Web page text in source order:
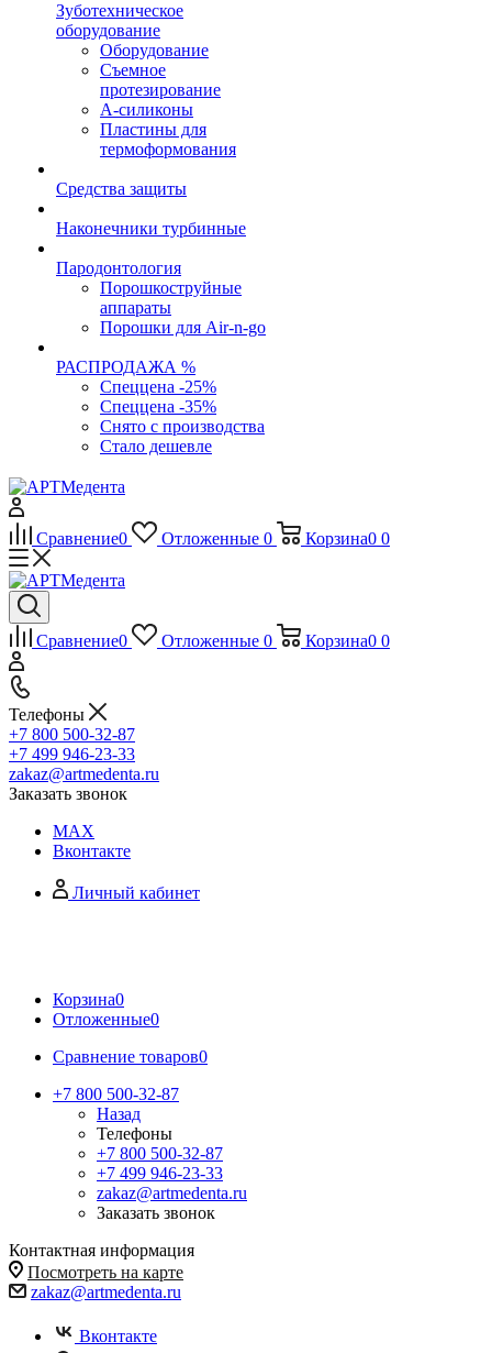
Зуботехническое
оборудование
Оборудование
Съемное
протезирование
А-силиконы
Пластины для
термоформования
Средства защиты
Наконечники турбинные
Пародонтология
Порошкоструйные
аппараты
Порошки для Air-n-go
РАСПРОДАЖА %
Спеццена -25%
Спеццена -35%
Снято с производства
Стало дешевле
Сравнение0 Отложенные 0 Корзина0 0
Сравнение0 Отложенные 0 Корзина0 0
Телефоны
+7 800 500-32-87
+7 499 946-23-33
zakaz@artmedenta.ru
Заказать звонок
MAX
Вконтакте
Личный кабинет
Корзина0
Отложенные0
Сравнение товаров0
+7 800 500-32-87
Назад
Телефоны
+7 800 500-32-87
+7 499 946-23-33
zakaz@artmedenta.ru
Заказать звонок
Контактная информация
Посмотреть на карте
zakaz@artmedenta.ru
Вконтакте